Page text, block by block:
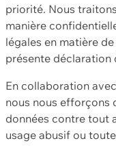
priorité. Nous
manière
légales en matière
présente déclaration
En collaboration
nous nous efforçons
données contre tout
usage abusif ou